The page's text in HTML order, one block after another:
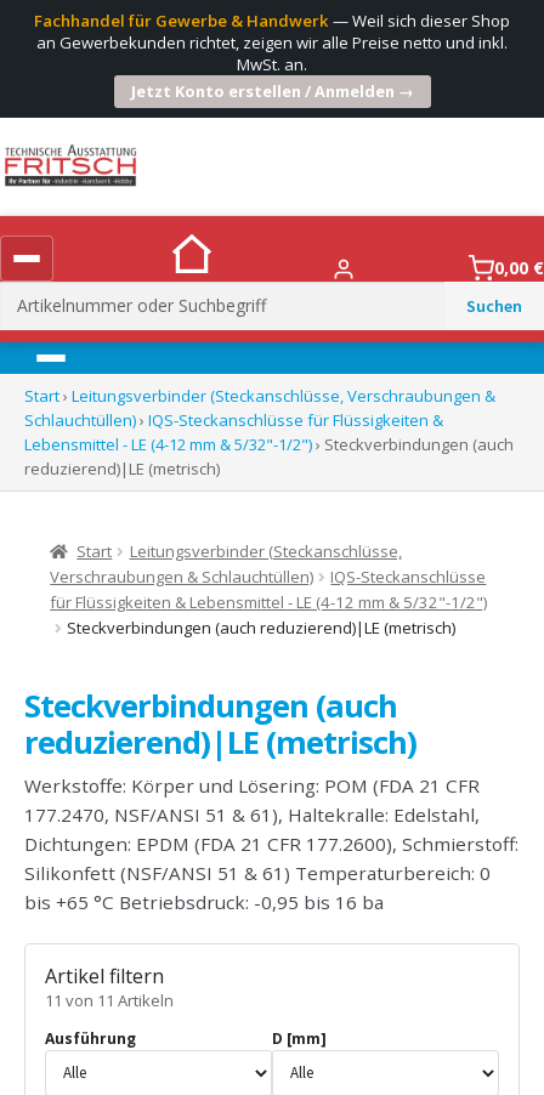
Fachhandel für Gewerbe & Handwerk— Weil sich dieser Shop
an Gewerbekunden richtet, zeigen wir alle Preise netto und inkl.
MwSt. an.
Jetzt Konto erstellen / Anmelden →
Suchen
nach:
0,00 €
Menü
Start› Leitungsverbinder (Steckanschlüsse, Verschraubungen &
Schlauchtüllen)› IQS-Steckanschlüsse für Flüssigkeiten &
Lebensmittel - LE (4-12 mm & 5/32"-1/2")› Steckverbindungen (auch
reduzierend)|LE (metrisch)
Start
Leitungsverbinder (Steckanschlüsse,
Verschraubungen & Schlauchtüllen)
IQS-Steckanschlüsse
für Flüssigkeiten & Lebensmittel - LE (4-12 mm & 5/32"-1/2")
Steckverbindungen (auch reduzierend)|LE (metrisch)
Steckverbindungen (auch
reduzierend)|LE (metrisch)
Werkstoffe: Körper und Lösering: POM (FDA 21 CFR
177.2470, NSF/ANSI 51 & 61), Haltekralle: Edelstahl,
Dichtungen: EPDM (FDA 21 CFR 177.2600), Schmierstoff:
Silikonfett (NSF/ANSI 51 & 61) Temperaturbereich: 0
bis +65 °C Betriebsdruck: -0,95 bis 16 ba
Artikel filtern
11 von 11 Artikeln
Ausführung D [mm]